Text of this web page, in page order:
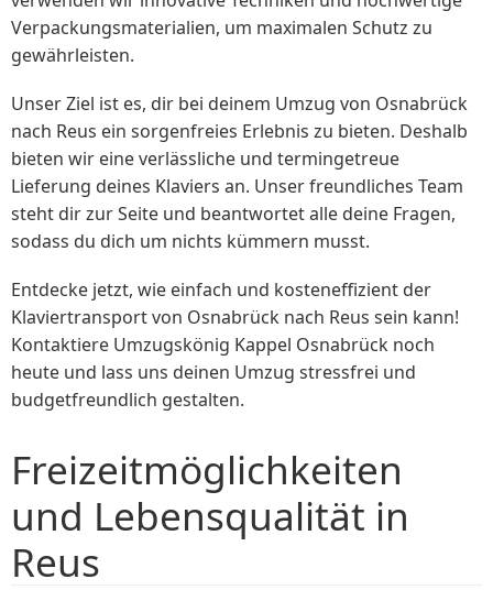
Verpackungsmaterialien, um maximalen Schutz zu
gewährleisten.
Unser Ziel ist es, dir bei deinem Umzug von Osnabrück
nach Reus ein sorgenfreies Erlebnis zu bieten. Deshalb
bieten wir eine verlässliche und termingetreue
Lieferung deines Klaviers an. Unser freundliches Team
steht dir zur Seite und beantwortet alle deine Fragen,
sodass du dich um nichts kümmern musst.
Entdecke jetzt, wie einfach und kosteneffizient der
Klaviertransport von Osnabrück nach Reus sein kann!
Kontaktiere Umzugskönig Kappel Osnabrück noch
heute und lass uns deinen Umzug stressfrei und
budgetfreundlich gestalten.
Freizeitmöglichkeiten
und Lebensqualität in
Reus